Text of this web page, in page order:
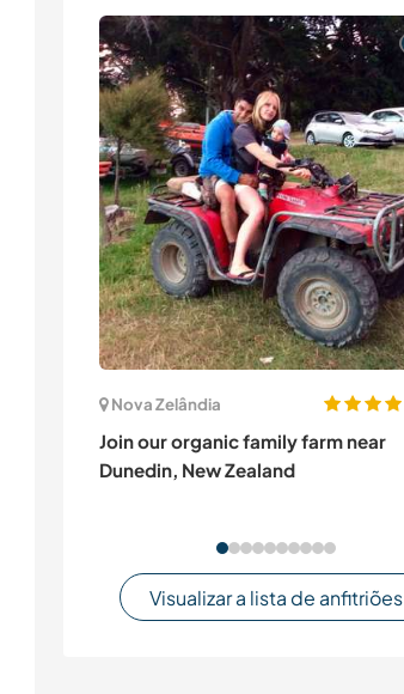
Nova Zelândia
Join our organic family farm near
Dunedin, New Zealand
Visualizar a lista de anfitriões